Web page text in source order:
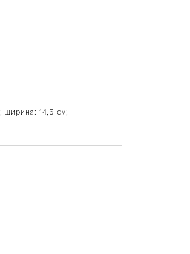
ширина: 14,5 см;